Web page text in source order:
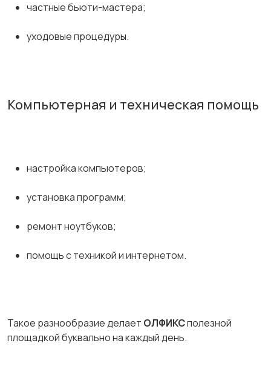
частные бьюти-мастера;
уходовые процедуры.
Компьютерная и техническая помощь
настройка компьютеров;
установка программ;
ремонт ноутбуков;
помощь с техникой и интернетом.
Такое разнообразие делает ОЛФИКСполезной
площадкой буквально на каждый день.